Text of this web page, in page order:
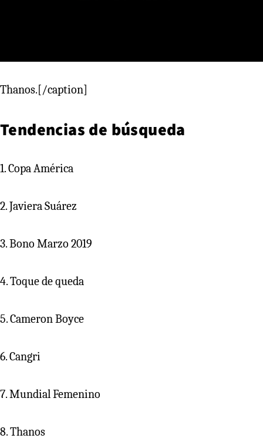
Thanos.[/caption]
Tendencias de búsqueda
1. Copa América
2. Javiera Suárez
3. Bono Marzo 2019
4. Toque de queda
5. Cameron Boyce
6. Cangri
7. Mundial Femenino
8. Thanos